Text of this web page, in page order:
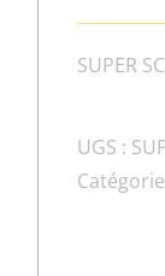
SUPER
UGS :